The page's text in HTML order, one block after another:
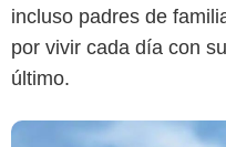
incluso padres de
por vivir cada día con
último.